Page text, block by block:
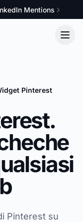
Mentions
Pinterest
Pinterest su